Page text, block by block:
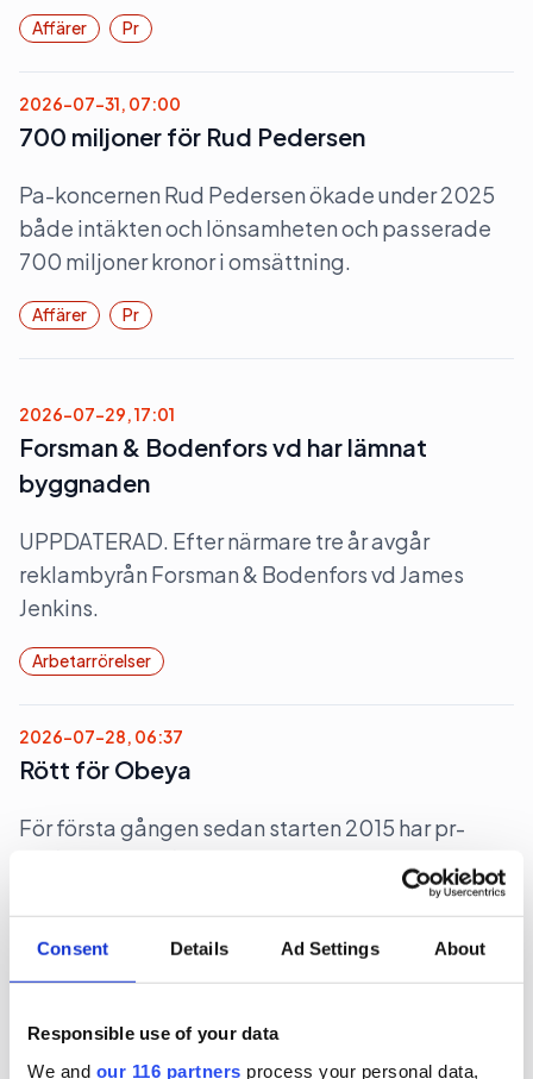
Consent Details Ad Settings About
Responsible use of your data
We and our 116 partners process your personal data,
Affärer Pr
2026-07-31, 07:00
700 miljoner för Rud Pedersen
Pa-koncernen Rud Pedersen ökade under 2025
både intäkten och lönsamheten och passerade
700 miljoner kronor i omsättning.
Affärer Pr
2026-07-29, 17:01
Forsman & Bodenfors vd har lämnat
byggnaden
UPPDATERAD. Efter närmare tre år avgår
reklambyrån Forsman & Bodenfors vd James
Jenkins.
Arbetarrörelser
2026-07-28, 06:37
Rött för Obeya
För första gången sedan starten 2015 har pr-
byrån Obeya gått med förlust. Det skedde
Affärer
2026-07-24, 08:00